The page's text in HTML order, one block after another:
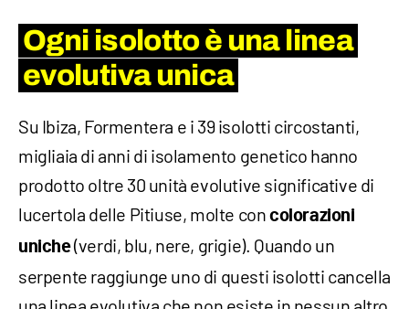
Ogni isolotto è una linea
evolutiva unica
Su Ibiza, Formentera e i 39 isolotti circostanti,
migliaia di anni di isolamento genetico hanno
prodotto oltre 30 unità evolutive significative di
lucertola delle Pitiuse, molte concolorazioni
uniche(verdi, blu, nere, grigie). Quando un
serpente raggiunge uno di questi isolotti cancella